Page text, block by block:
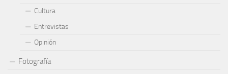
Cultura
Entrevistas
Opinión
Fotografía